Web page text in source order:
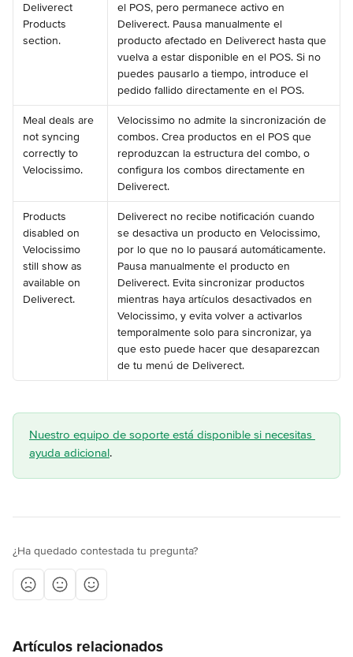
Deliverect
Products
section.
el POS, pero permanece activo en
Deliverect. Pausa manualmente el
producto afectado en Deliverect hasta que
vuelva a estar disponible en el POS. Si no
puedes pausarlo a tiempo, introduce el
pedido fallido directamente en el POS.
Meal deals are
not syncing
correctly to
Velocissimo.
Velocissimo no admite la sincronización de
combos. Crea productos en el POS que
reproduzcan la estructura del combo, o
configura los combos directamente en
Deliverect.
Products
disabled on
Velocissimo
still show as
available on
Deliverect.
Deliverect no recibe notificación cuando
se desactiva un producto en Velocissimo,
por lo que no lo pausará automáticamente.
Pausa manualmente el producto en
Deliverect. Evita sincronizar productos
mientras haya artículos desactivados en
Velocissimo, y evita volver a activarlos
temporalmente solo para sincronizar, ya
que esto puede hacer que desaparezcan
de tu menú de Deliverect.
Nuestro equipo de soporte está disponible si necesitas
ayuda adicional.
¿Ha quedado contestada tu pregunta?
Artículos relacionados